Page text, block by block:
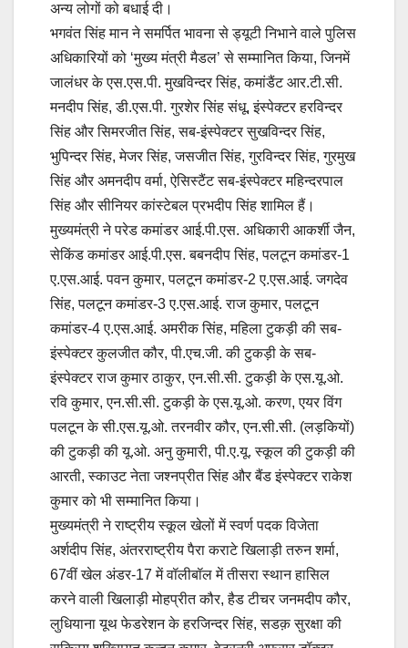
अन्य लोगों को बधाई दी।
भगवंत सिंह मान ने समर्पित भावना से ड्यूटी निभाने वाले पुलिस
अधिकारियों को ‘मुख्य मंत्री मैडल’ से सम्मानित किया, जिनमें
जालंधर के एस.एस.पी. मुखविन्दर सिंह, कमांडैंट आर.टी.सी.
मनदीप सिंह, डी.एस.पी. गुरशेर सिंह संधू, इंस्पेक्टर हरविन्दर
सिंह और सिमरजीत सिंह, सब-इंस्पेक्टर सुखविन्दर सिंह,
भुपिन्दर सिंह, मेजर सिंह, जसजीत सिंह, गुरविन्दर सिंह, गुरमुख
सिंह और अमनदीप वर्मा, ऐसिस्टैंट सब-इंस्पेक्टर महिन्दरपाल
सिंह और सीनियर कांस्टेबल प्रभदीप सिंह शामिल हैं।
मुख्यमंत्री ने परेड कमांडर आई.पी.एस. अधिकारी आकर्शी जैन,
सेकिंड कमांडर आई.पी.एस. बबनदीप सिंह, पलटून कमांडर-1
ए.एस.आई. पवन कुमार, पलटून कमांडर-2 ए.एस.आई. जगदेव
सिंह, पलटून कमांडर-3 ए.एस.आई. राज कुमार, पलटून
कमांडर-4 ए.एस.आई. अमरीक सिंह, महिला टुकड़ी की सब-
इंस्पेक्टर कुलजीत कौर, पी.एच.जी. की टुकड़ी के सब-
इंस्पेक्टर राज कुमार ठाकुर, एन.सी.सी. टुकड़ी के एस.यू.ओ.
रवि कुमार, एन.सी.सी. टुकड़ी के एस.यू.ओ. करण, एयर विंग
पलटून के सी.एस.यू.ओ. तरनवीर कौर, एन.सी.सी. (लड़कियों)
की टुकड़ी की यू.ओ. अनु कुमारी, पी.ए.यू. स्कूल की टुकड़ी की
आरती, स्काउट नेता जश्नप्रीत सिंह और बैंड इंस्पेक्टर राकेश
कुमार को भी सम्मानित किया।
मुख्यमंत्री ने राष्ट्रीय स्कूल खेलों में स्वर्ण पदक विजेता
अर्शदीप सिंह, अंतरराष्ट्रीय पैरा कराटे खिलाड़ी तरुन शर्मा,
67वीं खेल अंडर-17 में वॉलीबॉल में तीसरा स्थान हासिल
करने वाली खिलाड़ी मोहप्रीत कौर, हैड टीचर जनमदीप कौर,
लुधियाना यूथ फेडरेशन के हरजिन्दर सिंह, सडक़ सुरक्षा की